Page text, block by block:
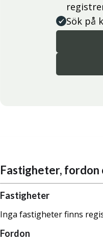
Sök på
Fastigheter, fordon
Fastigheter
Inga fastigheter finns
Fordon